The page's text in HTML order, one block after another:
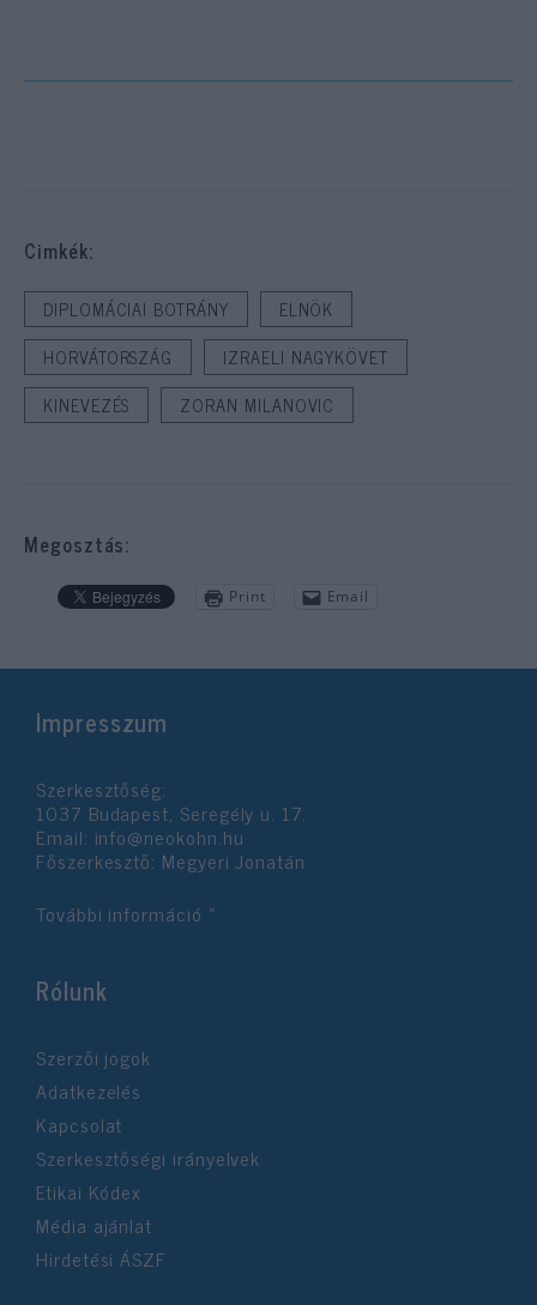
Cimkék:
DIPLOMÁCIAI BOTRÁNY
ELNÖK
HORVÁTORSZÁG
IZRAELI NAGYKÖVET
KINEVEZÉS
ZORAN MILANOVIC
Megosztás:
Print Email
Impresszum
Szerkesztőség:
1037 Budapest, Seregély u. 17.
Email: info@neokohn.hu
Főszerkesztő: Megyeri Jonatán
További információ »
Rólunk
Szerzői jogok
Adatkezelés
Kapcsolat
Szerkesztőségi irányelvek
Etikai Kódex
Média ajánlat
Hirdetési ÁSZF